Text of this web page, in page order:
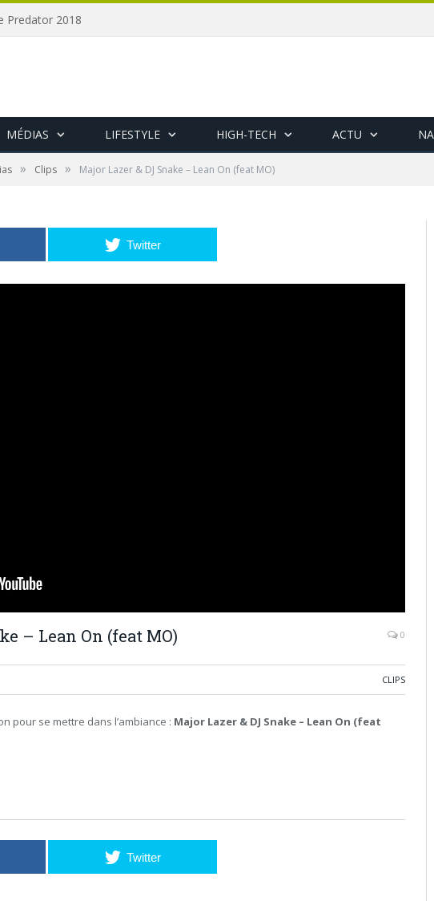
Predator 2018
MÉDIAS LIFESTYLE HIGH-TECH ACTU
» Clips » Major Lazer & DJ Snake – Lean On (feat MO)
Twitter
– Lean On (feat MO) 0
CLIPS
pour se mettre dans l’ambiance : Major Lazer & DJ Snake – Lean On (feat
Twitter